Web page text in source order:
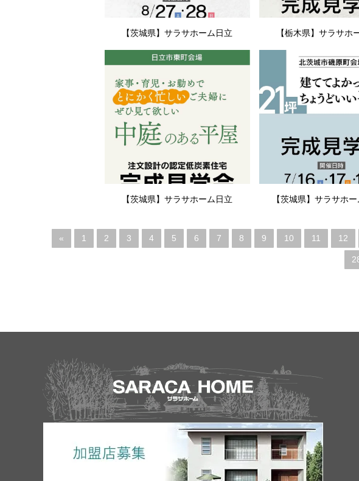
【茨城県】サラサホーム日立 【栃木県】サラサホ
【茨城県】サラサホーム日立 【茨城県】サラサホ
« 1 2 3 4 5 6 7 8 9 10 11 12